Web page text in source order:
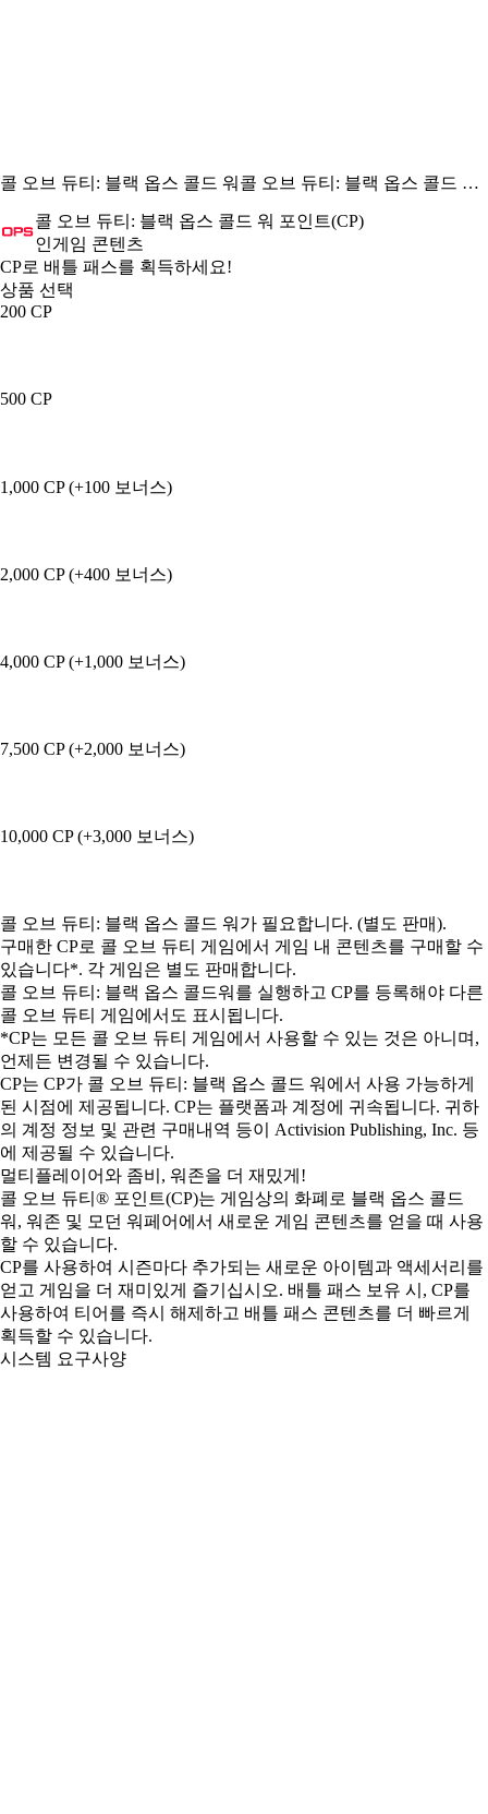
콜 오브 듀티: 블랙 옵스 콜드 워 콜 오브 듀티: 블랙 옵스 콜드 워 포인트(CP)
콜 오브 듀티: 블랙 옵스 콜드 워 포인트(CP)
인게임 콘텐츠
Product Notification
CP로 배틀 패스를 획득하세요!
상품 선택
200 CP
500 CP
1,000 CP (+100 보너스)
2,000 CP (+400 보너스)
4,000 CP (+1,000 보너스)
7,500 CP (+2,000 보너스)
10,000 CP (+3,000 보너스)
Available actions
콜 오브 듀티: 블랙 옵스 콜드 워가 필요합니다. (별도 판매).
구매한 CP로 콜 오브 듀티 게임에서 게임 내 콘텐츠를 구매할 수
있습니다*. 각 게임은 별도 판매합니다.
콜 오브 듀티: 블랙 옵스 콜드워를 실행하고 CP를 등록해야 다른
콜 오브 듀티 게임에서도 표시됩니다.
*CP는 모든 콜 오브 듀티 게임에서 사용할 수 있는 것은 아니며,
언제든 변경될 수 있습니다.
CP는 CP가 콜 오브 듀티: 블랙 옵스 콜드 워에서 사용 가능하게
된 시점에 제공됩니다. CP는 플랫폼과 계정에 귀속됩니다. 귀하
의 계정 정보 및 관련 구매내역 등이 Activision Publishing, Inc. 등
에 제공될 수 있습니다.
멀티플레이어와 좀비, 워존을 더 재밌게!
콜 오브 듀티® 포인트(CP)는 게임상의 화폐로 블랙 옵스 콜드
워, 워존 및 모던 워페어에서 새로운 게임 콘텐츠를 얻을 때 사용
할 수 있습니다.
CP를 사용하여 시즌마다 추가되는 새로운 아이템과 액세서리를
얻고 게임을 더 재미있게 즐기십시오. 배틀 패스 보유 시, CP를
사용하여 티어를 즉시 해제하고 배틀 패스 콘텐츠를 더 빠르게
획득할 수 있습니다.
시스템 요구사양